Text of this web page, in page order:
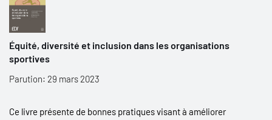
Équité, diversité et inclusion dans les organisations
sportives
Parution: 29 mars 2023
Ce livre présente de bonnes pratiques visant à améliorer